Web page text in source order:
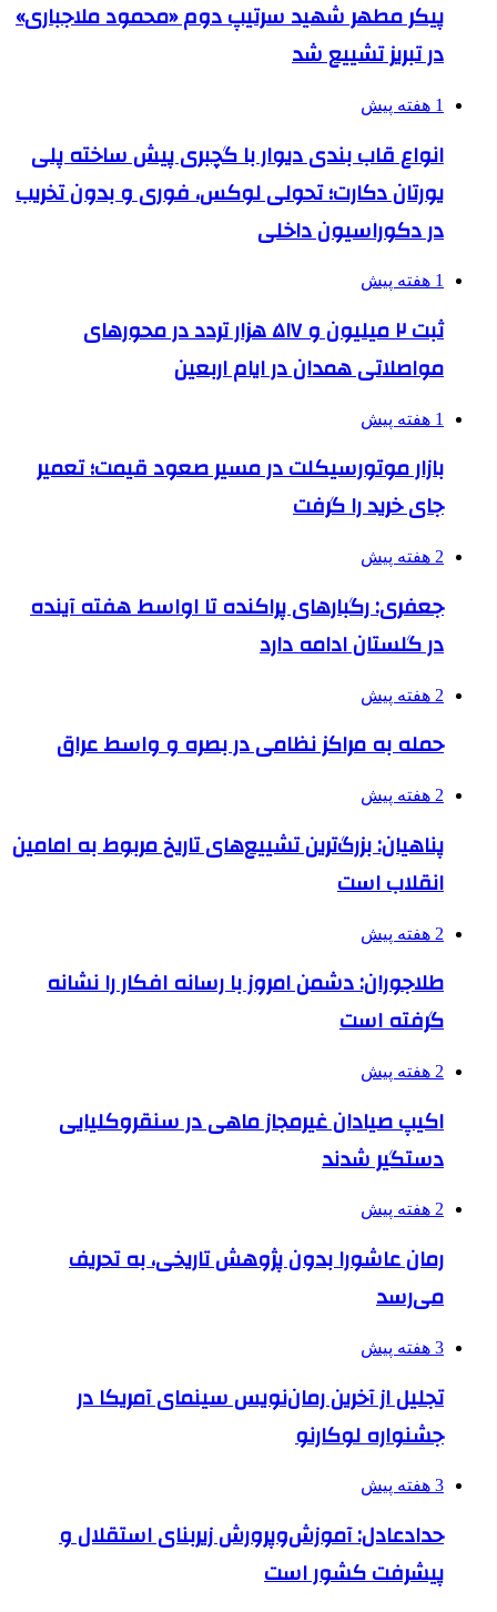
پیکر مطهر شهید سرتیپ دوم «محمود ملاجباری»
در تبریز تشییع شد
1 هفته پیش
انواع قاب بندی دیوار با گچبری پیش ساخته پلی
یورتان دکارت؛ تحولی لوکس، فوری و بدون تخریب
در دکوراسیون داخلی
1 هفته پیش
ثبت ۲ میلیون و ۵۱۷ هزار تردد در محورهای
مواصلاتی همدان در ایام اربعین
1 هفته پیش
بازار موتورسیکلت در مسیر صعود قیمت؛ تعمیر
جای خرید را گرفت
2 هفته پیش
جعفری: رگبارهای پراکنده تا اواسط هفته آینده
در گلستان ادامه دارد
2 هفته پیش
حمله به مراکز نظامی در بصره و واسط عراق
2 هفته پیش
پناهیان: بزرگ‌ترین تشییع‌های تاریخ مربوط به امامین
انقلاب است
2 هفته پیش
طلاجوران: دشمن امروز با رسانه افکار را نشانه
گرفته است
2 هفته پیش
اکیپ صیادان غیرمجاز ماهی در سنقروکلیایی
دستگیر شدند
2 هفته پیش
رمان عاشورا بدون پژوهش تاریخی، به تحریف
می‌رسد
3 هفته پیش
تجلیل از آخرین رمان‌نویس سینمای آمریکا در
جشنواره لوکارنو
3 هفته پیش
حدادعادل: آموزش‌وپرورش زیربنای استقلال و
پیشرفت کشور است